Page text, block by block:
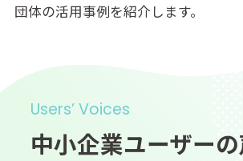
団体の活用事例を紹介します。
Users’ Voices
中小企業ユーザー